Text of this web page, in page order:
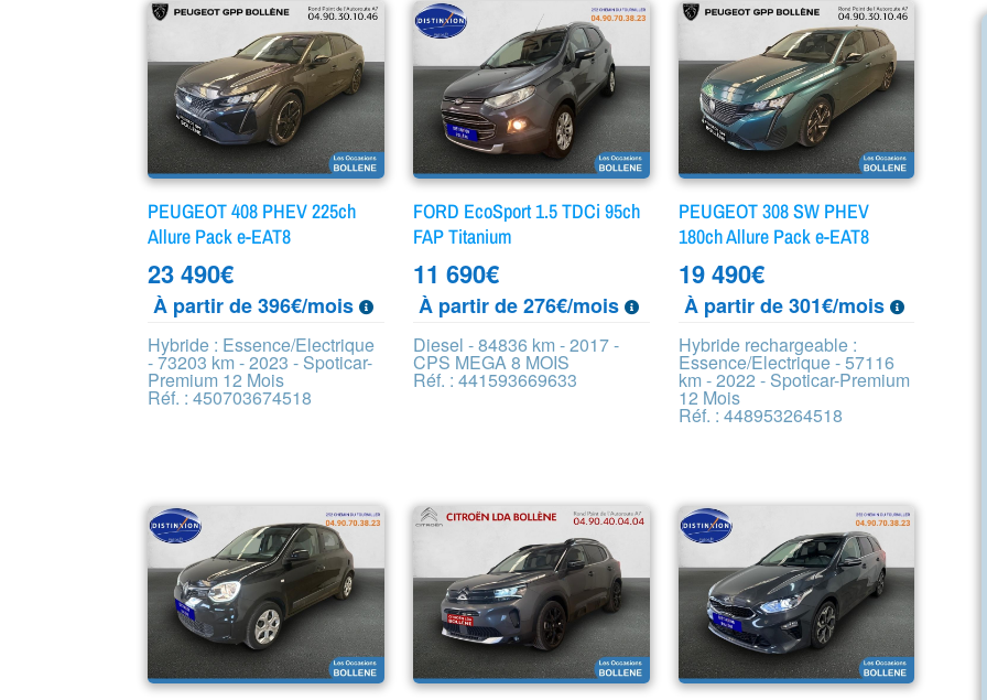
PEUGEOT 408 PHEV 225ch
Allure Pack e-EAT8
23 490€
À partir de 396€/mois
Hybride : Essence/Electrique
- 73203 km - 2023 - Spoticar-
Premium 12 Mois
Réf. : 450703674518
FORD EcoSport 1.5 TDCi 95ch
FAP Titanium
11 690€
À partir de 276€/mois
Diesel - 84836 km - 2017 -
CPS MEGA 8 MOIS
Réf. : 441593669633
PEUGEOT 308 SW PHEV
180ch Allure Pack e-EAT8
19 490€
À partir de 301€/mois
Hybride rechargeable :
Essence/Electrique - 57116
km - 2022 - Spoticar-Premium
12 Mois
Réf. : 448953264518